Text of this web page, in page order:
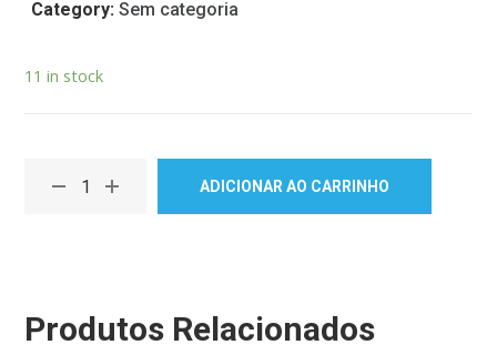
Category:Sem categoria
11 in stock
ADICIONAR AO CARRINHO
Produtos Relacionados